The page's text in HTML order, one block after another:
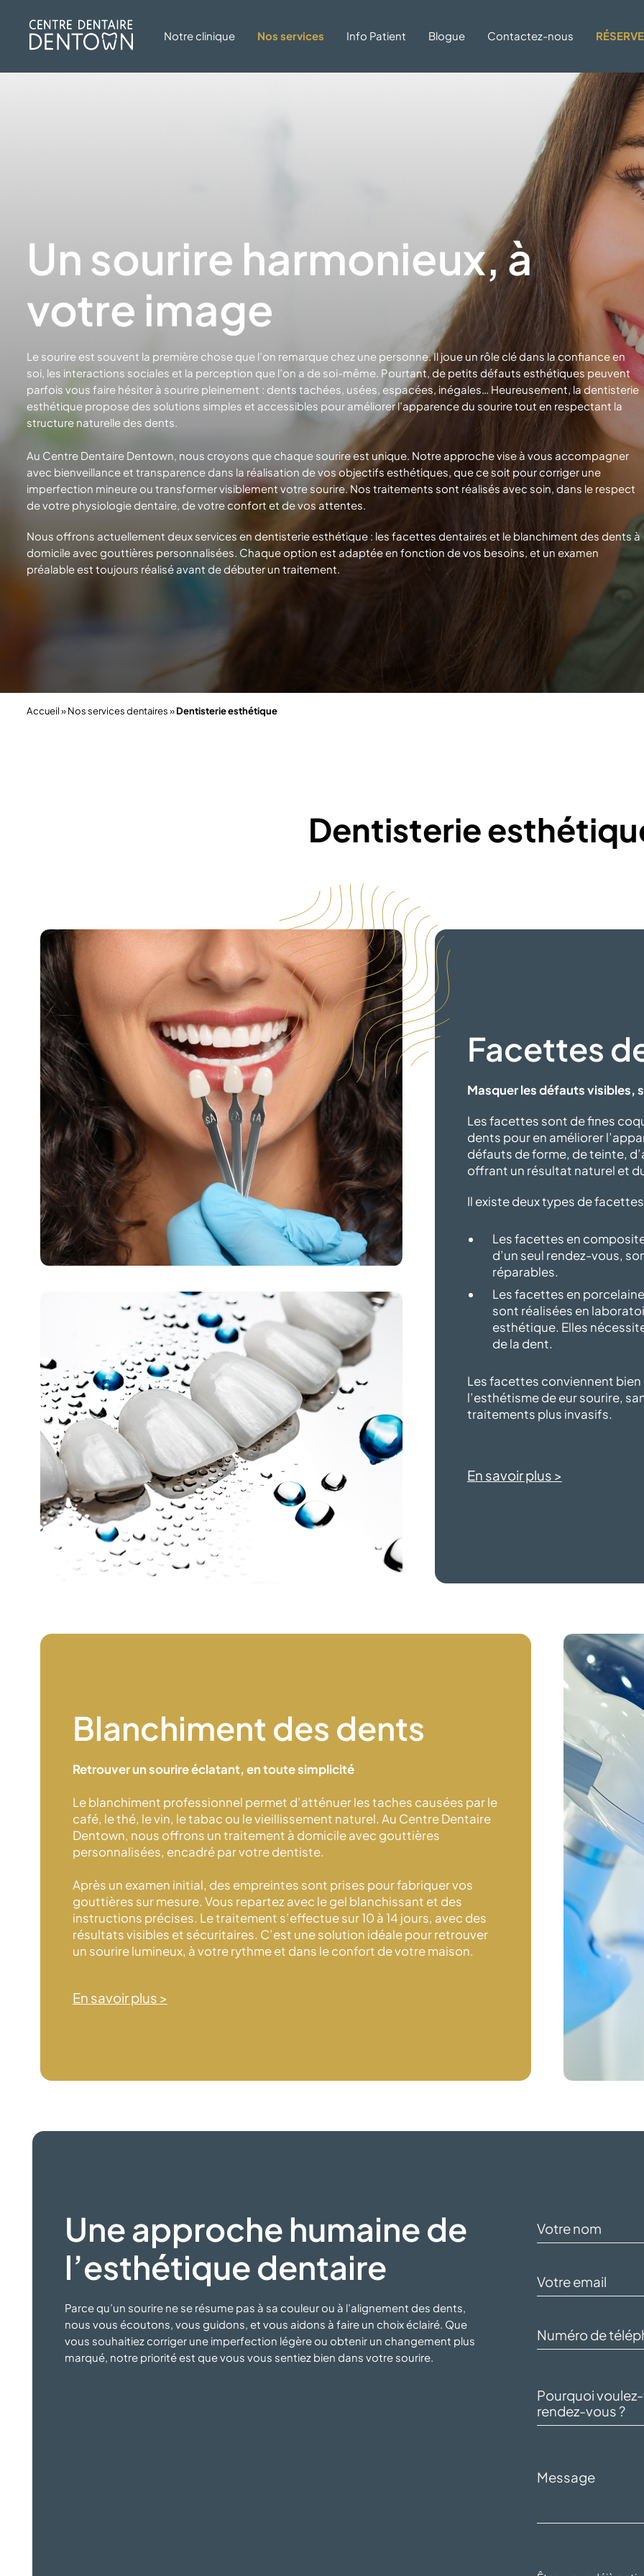
Notre clinique Nos services Info Patient Blogue Contactez-nous
Un sourire harmonieux, à
votre image
Le sourire est souvent la première chose que l’on remarque chez une personne. Il joue un rôle clé dans la confiance en
soi, les interactions sociales et la perception que l’on a de soi-même. Pourtant, de petits défauts esthétiques peuvent
parfois vous faire hésiter à sourire pleinement : dents tachées, usées, espacées, inégales… Heureusement, la dentisterie
esthétique propose des solutions simples et accessibles pour améliorer l’apparence du sourire tout en respectant la
structure naturelle des dents.
Au Centre Dentaire Dentown, nous croyons que chaque sourire est unique. Notre approche vise à vous accompagner
avec bienveillance et transparence dans la réalisation de vos objectifs esthétiques, que ce soit pour corriger une
imperfection mineure ou transformer visiblement votre sourire. Nos traitements sont réalisés avec soin, dans le respect
de votre physiologie dentaire, de votre confort et devos attentes.
Nous offrons actuellement deux services en dentisterie esthétique : les facettes dentaires et le blanchiment des dents à
domicile avec gouttières personnalisées. Chaque option est adaptée en fonction de vos besoins, et un examen
préalable est toujours réalisé avant de débuter un traitement.
Accueil»Nos services dentaires»Dentisterie esthétique
Dentisterie
Facettes
Masquer les défauts visibles,
Les facettes sont de fines
dents pour en améliorer
défauts de forme, de teinte,
offrant un résultat naturel et
Il existe deux types de
Les facettes en
d’un seul rendez-vous,
réparables.
Les facettes en
sont réalisées en
esthétique. Elles
de la dent.
Les facettes conviennent
l’esthétisme de eur sourire,
traitements plus invasifs.
En savoir plus >
Blanchiment des dents
Retrouver un sourire éclatant, entoute simplicité
Le blanchiment professionnel permet d’atténuer les taches causées par le
café, le thé, le vin, le tabac ou le vieillissement naturel. Au Centre Dentaire
Dentown, nous offrons un traitement à domicile avec gouttières
personnalisées, encadré parvotre dentiste.
Après un examen initial, des empreintes sont prises pour fabriquer vos
gouttières sur mesure. Vous repartez avec le gel blanchissant et des
instructions précises. Le traitement s’effectue sur 10 à 14 jours, avec des
résultats visibles et sécuritaires. C’est une solution idéale pour retrouver
un sourire lumineux, à votre rythme et dans le confort devotre maison.
En savoir plus >
Une approche humaine de
l’esthétique dentaire
Parce qu’un sourire ne se résume pas à sa couleur ou à l’alignement des dents,
nous vous écoutons, vous guidons, et vous aidons à faire un choix éclairé. Que
vous souhaitiez corriger une imperfection légère ou obtenir un changement plus
marqué, notre priorité est que vous vous sentiez bien dans votre sourire.